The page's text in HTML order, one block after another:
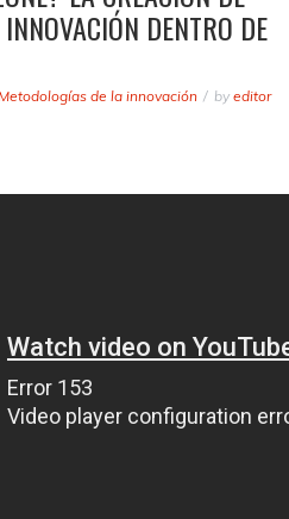
DENTRO DE
de la innovación by editor